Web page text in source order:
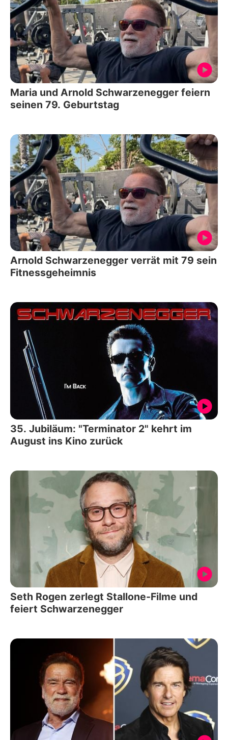
Maria und Arnold Schwarzenegger feiern
seinen 79. Geburtstag
Arnold Schwarzenegger verrät mit 79 sein
Fitnessgeheimnis
35. Jubiläum: "Terminator 2" kehrt im
August ins Kino zurück
Seth Rogen zerlegt Stallone-Filme und
feiert Schwarzenegger